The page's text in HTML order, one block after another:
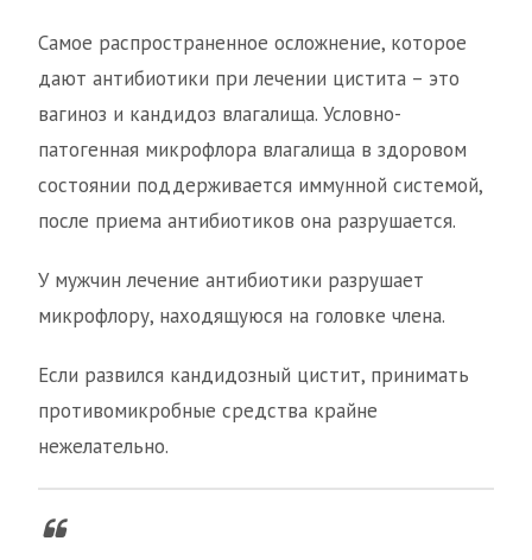
Самое распространенное осложнение, которое
дают антибиотики при лечении цистита – это
вагиноз и кандидоз влагалища. Условно-
патогенная микрофлора влагалища в здоровом
состоянии поддерживается иммунной системой,
после приема антибиотиков она разрушается.
У мужчин лечение антибиотики разрушает
микрофлору, находящуюся на головке члена.
Если развился кандидозный цистит, принимать
противомикробные средства крайне
нежелательно.